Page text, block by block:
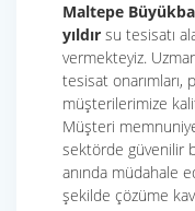
Maltepe
yıldır su tesisatı
vermekteyiz.
tesisat
müşterilerimize
Müşteri
sektörde güvenilir
anında müdahale
şekilde çözüme